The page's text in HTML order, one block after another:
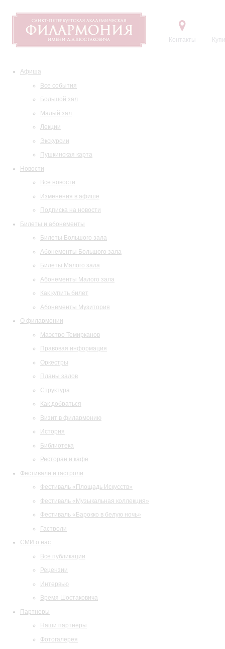
Контакты
Афиша
Все события
Большой зал
Малый зал
Лекции
Экскурсии
Пушкинская карта
Новости
Все новости
Изменения в афише
Подписка на новости
Билеты и абонементы
Билеты Большого зала
Абонементы Большого зала
Билеты Малого зала
Абонементы Малого зала
Как купить билет
Абонементы Музитория
О филармонии
Маэстро Темирканов
Правовая информация
Оркестры
Планы залов
Структура
Как добраться
Визит в филармонию
История
Библиотека
Ресторан и кафе
Фестивали и гастроли
Фестиваль «Площадь Искусств»
Фестиваль «Музыкальная коллекция»
Фестиваль «Барокко в белую ночь»
Гастроли
СМИ о нас
Все публикации
Рецензии
Интервью
Время Шостаковича
Партнеры
Наши партнеры
Фотогалерея